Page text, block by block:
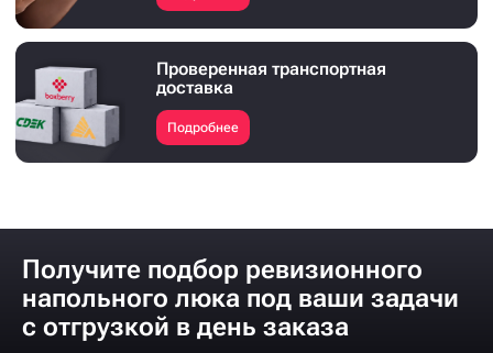
Проверенная транспортная
доставка
Подробнее
Получите подбор ревизионного
напольного люка под ваши задачи
с отгрузкой в день заказа